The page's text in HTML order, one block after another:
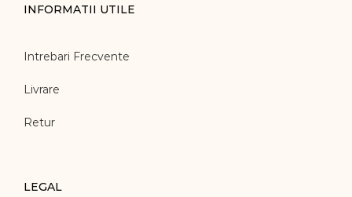
INFORMATII UTILE
Intrebari Frecvente
Livrare
Retur
LEGAL